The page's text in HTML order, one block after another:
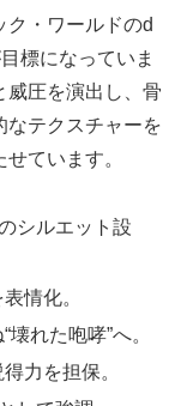
ク・ワールドのd
標になっていま
威圧を演出し、骨
なテクスチャーを
ています。
シルエット設
情化。
れた咆哮”へ。
力を担保。